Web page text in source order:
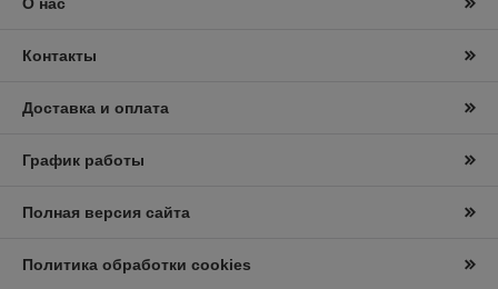
О нас
Контакты
Доставка и оплата
График работы
Полная версия сайта
Политика обработки cookies